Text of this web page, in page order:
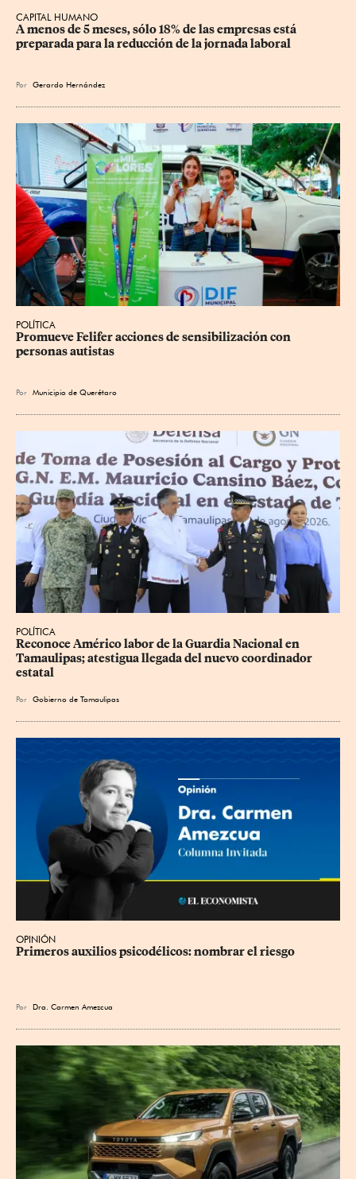
CAPITAL HUMANO
A menos de 5 meses, sólo 18% de las empresas está
preparada para la reducción de la jornada laboral
Por Gerardo Hernández
POLÍTICA
Promueve Felifer acciones de sensibilización con
personas autistas
Por Municipio de Querétaro
POLÍTICA
Reconoce Américo labor de la Guardia Nacional en
Tamaulipas; atestigua llegada del nuevo coordinador
estatal
Por Gobierno de Tamaulipas
OPINIÓN
Primeros auxilios psicodélicos: nombrar el riesgo
Por Dra. Carmen Amezcua